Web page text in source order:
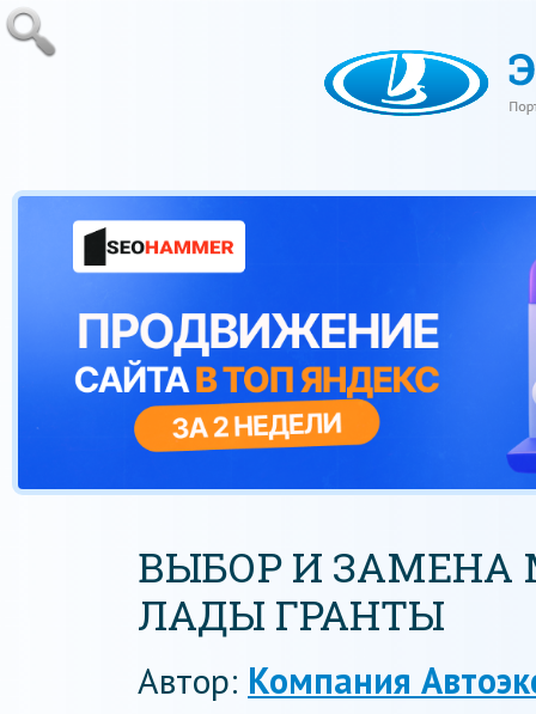
ВЫБОР И ЗАМЕНА
ЛАДЫ ГРАНТЫ
Автор: Компания